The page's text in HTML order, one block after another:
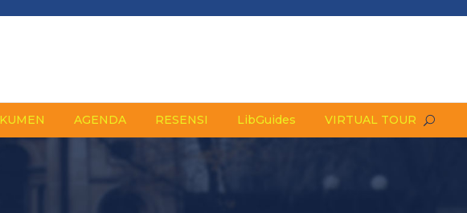
AGENDA RESENSI LibGuides VIRTUAL TOUR